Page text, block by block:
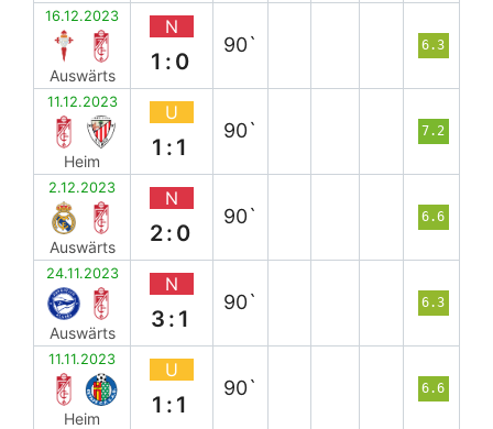
16.12.2023
Auswärts
N
1:0
90` 6.3
11.12.2023
Heim
U
1:1
90` 7.2
2.12.2023
Auswärts
N
2:0
90` 6.6
24.11.2023
Auswärts
N
3:1
90` 6.3
11.11.2023
Heim
U
1:1
90` 6.6